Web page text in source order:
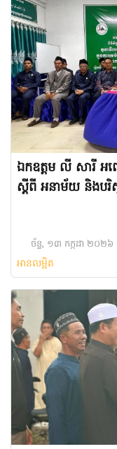
ឯកឧត្តម លី សារី អ
ស្ដីពី អនាម័យ និងបរិ
ច័ន្ទ, ១៣ កក្កដា ២០២៦
អានលម្អិត